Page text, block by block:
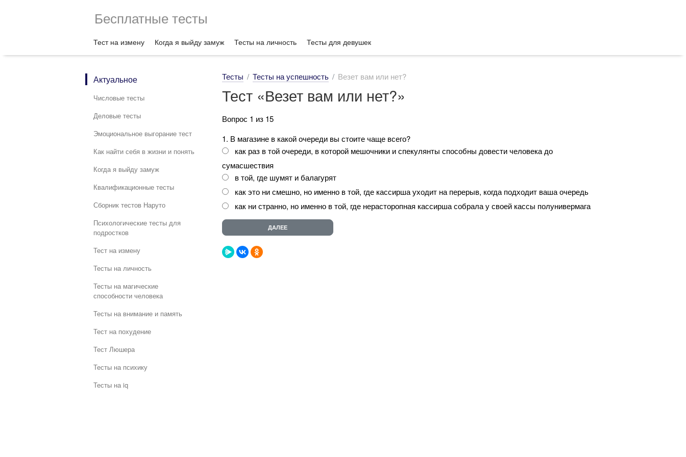
Бесплатные тесты
Тест на измену Когда я выйду замуж Тесты на личность Тесты для девушек
Актуальное
Числовые тесты
Деловые тесты
Эмоциональное выгорание тест
Как найти себя в жизни и понять
Когда я выйду замуж
Квалификационные тесты
Сборник тестов Наруто
Психологические тесты для
подростков
Тест на измену
Тесты на личность
Тесты на магические
способности человека
Тесты на внимание и память
Тест на похудение
Тест Люшера
Тесты на психику
Тесты на iq
Тесты Тесты на успешность Везет вам или нет?
Тест «Везет вам или нет?»
Вопрос 1 из 15
1. В магазине в какой очереди вы стоите чаще всего?
как раз в той очереди, в которой мешочники и спекулянты способны довести человека до
сумасшествия
в той, где шумят и балагурят
как это ни смешно, но именно в той, где кассирша уходит на перерыв, когда подходит ваша очередь
как ни странно, но именно в той, где нерасторопная кассирша собрала у своей кассы полунивермага